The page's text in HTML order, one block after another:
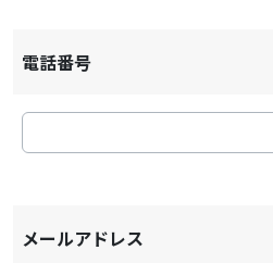
電話番号
メールアドレス